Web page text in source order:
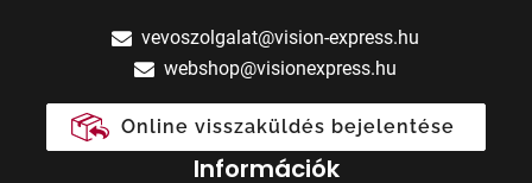
vevoszolgalat@vision-express.hu
webshop@visionexpress.hu
Online visszaküldés bejelentése
Információk